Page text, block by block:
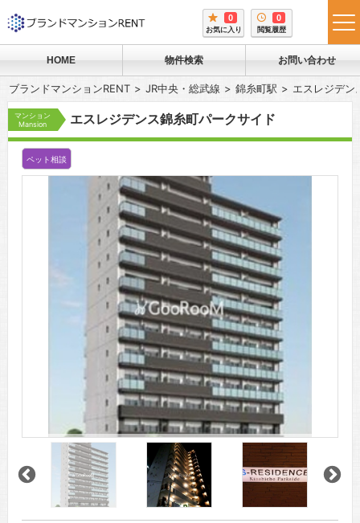
0
お気に入り
0
閲覧履歴
HOME 物件検索 お問い合わせ
ブランドマンションRENT JR中央・総武線 錦糸町駅 エスレジデン
マンション
Mansion
エスレジデンス錦糸町パークサイド
ペット相談